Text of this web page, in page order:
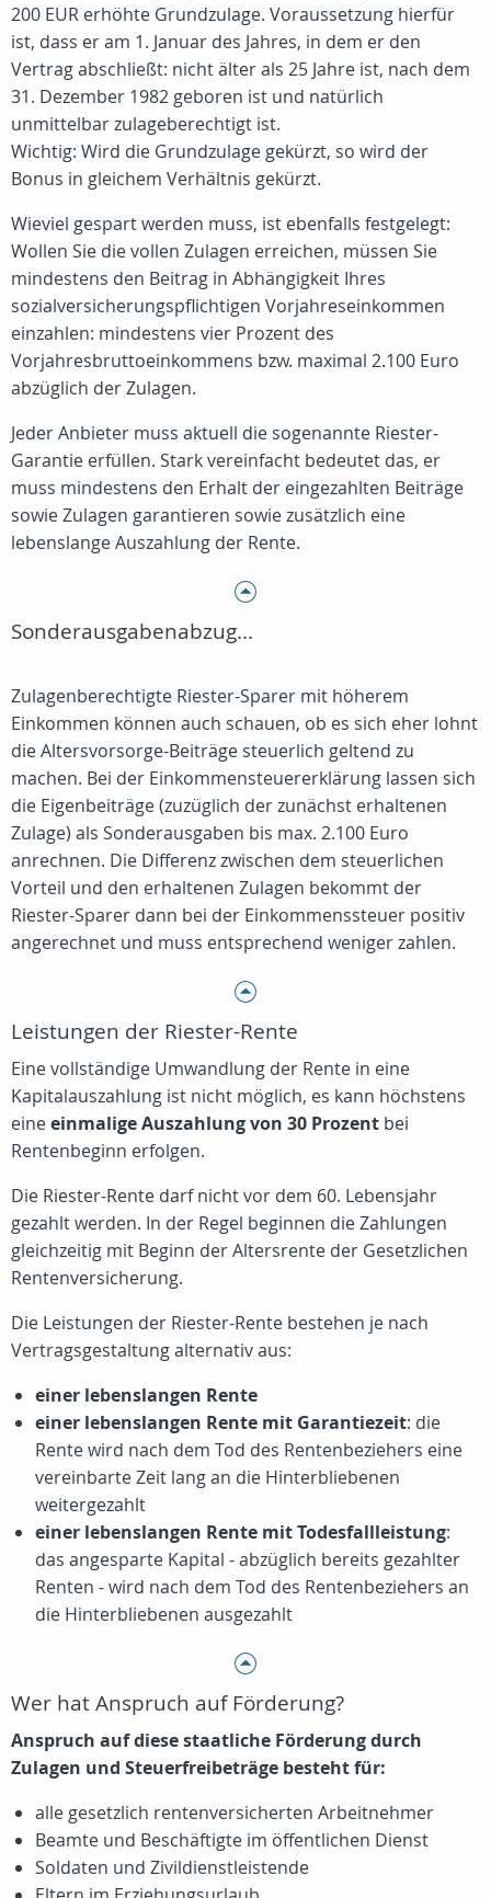
200 EUR erhöhte Grundzulage. Voraussetzung hierfür
ist, dass er am 1. Januar des Jahres, in dem er den
Vertrag abschließt: nicht älter als 25 Jahre ist, nach dem
31. Dezember 1982 geboren ist und natürlich
unmittelbar zulageberechtigt ist.
Wichtig: Wird die Grundzulage gekürzt, so wird der
Bonus in gleichem Verhältnis gekürzt.
Wieviel gespart werden muss, ist ebenfalls festgelegt:
Wollen Sie die vollen Zulagen erreichen, müssen Sie
mindestens den Beitrag in Abhängigkeit Ihres
sozialversicherungspflichtigen Vorjahreseinkommen
einzahlen: mindestens vier Prozent des
Vorjahresbruttoeinkommens bzw. maximal 2.100 Euro
abzüglich der Zulagen.
Jeder Anbieter muss aktuell die sogenannte Riester-
Garantie erfüllen. Stark vereinfacht bedeutet das, er
muss mindestens den Erhalt der eingezahlten Beiträge
sowie Zulagen garantieren sowie zusätzlich eine
lebenslange Auszahlung der Rente.
Sonderausgabenabzug...
Zulagenberechtigte Riester-Sparer mit höherem
Einkommen können auch schauen, ob es sich eher lohnt
die Altersvorsorge-Beiträge steuerlich geltend zu
machen. Bei der Einkommensteuererklärung lassen sich
die Eigenbeiträge (zuzüglich der zunächst erhaltenen
Zulage) als Sonderausgaben bis max. 2.100 Euro
anrechnen. Die Differenz zwischen dem steuerlichen
Vorteil und den erhaltenen Zulagen bekommt der
Riester-Sparer dann bei der Einkommenssteuer positiv
angerechnet und muss entsprechend weniger zahlen.
Leistungen der Riester-Rente
Eine vollständige Umwandlung der Rente in eine
Kapitalauszahlung ist nicht möglich, es kann höchstens
eineeinmalige Auszahlung von 30 Prozent bei
Rentenbeginn erfolgen.
Die Riester-Rente darf nicht vor dem 60. Lebensjahr
gezahlt werden. In der Regel beginnen die Zahlungen
gleichzeitig mit Beginn der Altersrente der Gesetzlichen
Rentenversicherung.
Die Leistungen der Riester-Rente bestehen je nach
Vertragsgestaltung alternativ aus:
einer lebenslangen Rente
einer lebenslangen Rente mit Garantiezeit: die
Rente wird nach dem Tod des Rentenbeziehers eine
vereinbarte Zeit lang an die Hinterbliebenen
weitergezahlt
einer lebenslangen Rente mit Todesfallleistung:
das angesparte Kapital - abzüglich bereits gezahlter
Renten - wird nach dem Tod des Rentenbeziehers an
die Hinterbliebenen ausgezahlt
Wer hat Anspruch auf Förderung?
Anspruch auf diese staatliche Förderung durch
Zulagen und Steuerfreibeträge besteht für:
alle gesetzlich rentenversicherten Arbeitnehmer
Beamte und Beschäftigte im öffentlichen Dienst
Soldaten und Zivildienstleistende